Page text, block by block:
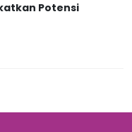
Potensi